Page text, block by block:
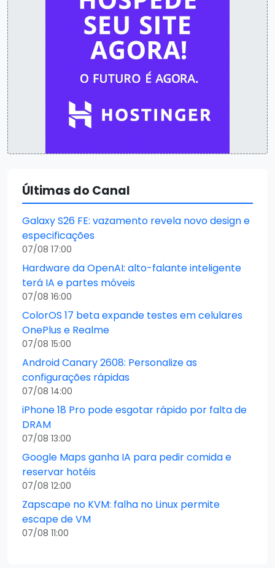
Últimas do Canal
Galaxy S26 FE: vazamento revela novo design e
especificações
07/08 17:00
Hardware da OpenAI: alto-falante inteligente
terá IA e partes móveis
07/08 16:00
ColorOS 17 beta expande testes em celulares
OnePlus e Realme
07/08 15:00
Android Canary 2608: Personalize as
configurações rápidas
07/08 14:00
iPhone 18 Pro pode esgotar rápido por falta de
DRAM
07/08 13:00
Google Maps ganha IA para pedir comida e
reservar hotéis
07/08 12:00
Zapscape no KVM: falha no Linux permite
escape de VM
07/08 11:00